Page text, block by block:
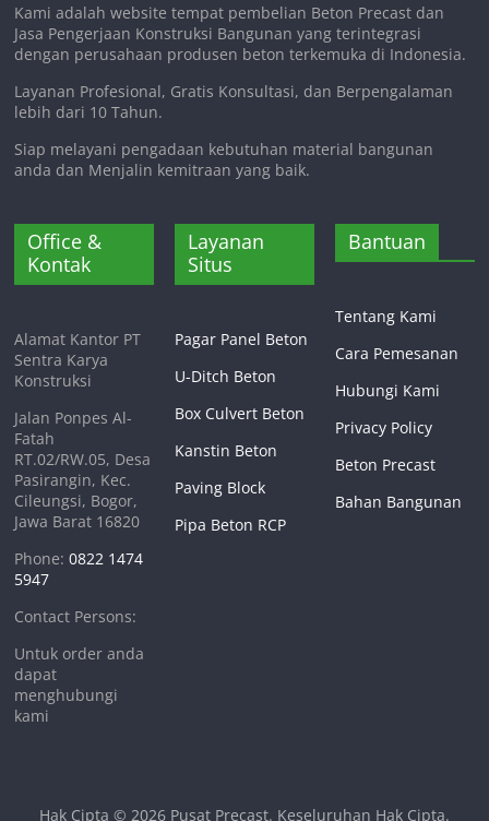
Kami adalah website tempat pembelian Beton Precast dan
Jasa Pengerjaan Konstruksi Bangunan yang terintegrasi
dengan perusahaan produsen beton terkemuka di Indonesia.
Layanan Profesional, Gratis Konsultasi, dan Berpengalaman
lebih dari 10 Tahun.
Siap melayani pengadaan kebutuhan material bangunan
anda dan Menjalin kemitraan yang baik.
Office &
Kontak
Alamat Kantor PT
Sentra Karya
Konstruksi
Jalan Ponpes Al-
Fatah
RT.02/RW.05, Desa
Pasirangin, Kec.
Cileungsi, Bogor,
Jawa Barat 16820
Phone:0822 1474
5947
Contact Persons:
Untuk order anda
dapat
menghubungi
kami
Layanan
Situs
Pagar Panel Beton
U-Ditch Beton
Box Culvert Beton
Kanstin Beton
Paving Block
Pipa Beton RCP
Bantuan
Tentang Kami
Cara Pemesanan
Hubungi Kami
Privacy Policy
Beton Precast
Bahan Bangunan
Hak Cipta © 2026 Pusat Precast. Keseluruhan Hak Cipta.